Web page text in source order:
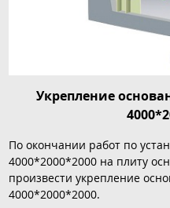
Укрепление
По окончании работ по
4000*2000*2000 на плиту
произвести укрепление
4000*2000*2000.